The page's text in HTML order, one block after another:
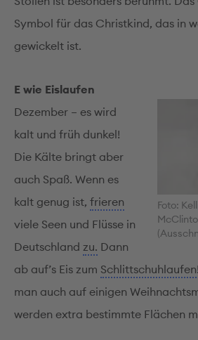
Symbol für das Christkind, das in
gewickelt ist.
Foto: Kelli
E wie Eislaufen
Dezember – es wird
kalt und früh dunkel!
Die Kälte bringt aber
auch Spaß. Wenn es
kalt genug ist, frieren
viele Seen und Flüsse in
Deutschland zu. Dann
ab auf’s Eis zum Schlitt­­s­chuh­laufen!
man auch auf einigen
werden extra bestimmte Flächen